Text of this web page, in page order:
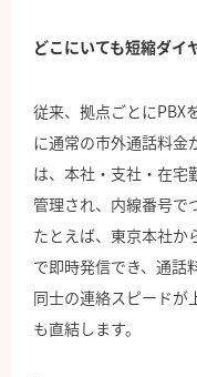
どこにいても短縮ダイ
従来、拠点ごとにPBX
に通常の市外通話料金
は、本社・支社・在宅
管理され、内線番号で
たとえば、東京本社か
で即時発信でき、通話
同士の連絡スピードが
も直結します。